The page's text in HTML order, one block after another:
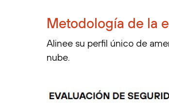
Metodología de la
Alinee su perfil único de
nube.